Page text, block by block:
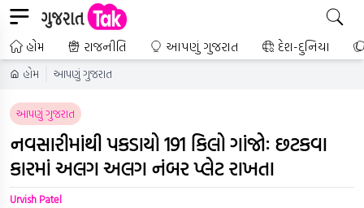
હોમ રાજનીતિ આપણું ગુજરાત દેશ-દુનિયા
હોમ આપણું ગુજરાત
આપણું ગુજરાત
નવસારીમાંથી પકડાયો 191 કિલો ગાંજોઃ છટકવા
કારમાં અલગ અલગ નંબર પ્લેટ રાખતા
Urvish Patel